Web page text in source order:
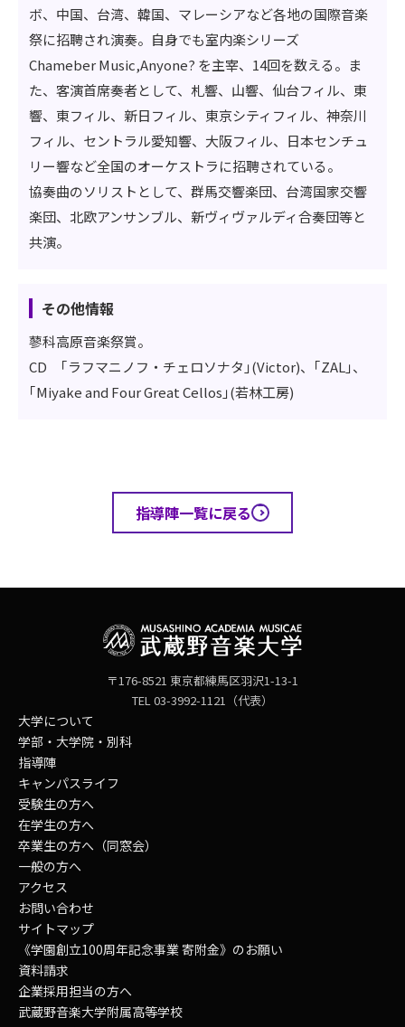
ボ、中国、台湾、韓国、マレーシアなど各地の国際音楽
祭に招聘され演奏。自身でも室内楽シリーズ
Chameber Music,Anyone? を主宰、14回を数える。ま
た、客演首席奏者として、札響、山響、仙台フィル、東
響、東フィル、新日フィル、東京シティフィル、神奈川
フィル、セントラル愛知響、大阪フィル、日本センチュ
リー響など全国のオーケストラに招聘されている。
協奏曲のソリストとして、群馬交響楽団、台湾国家交響
楽団、北欧アンサンブル、新ヴィヴァルディ合奏団等と
共演。
その他情報
蓼科高原音楽祭賞。
CD ｢ラフマニノフ・チェロソナタ｣(Victor)、｢ZAL｣、
｢Miyake and Four Great Cellos｣(若林工房)
指導陣一覧に戻る
〒176-8521 東京都練馬区羽沢1-13-1
TEL 03-3992-1121（代表）
大学について
学部・大学院・別科
指導陣
キャンパスライフ
受験生の方へ
在学生の方へ
卒業生の方へ（同窓会）
一般の方へ
アクセス
お問い合わせ
サイトマップ
《学園創立100周年記念事業 寄附金》のお願い
資料請求
企業採用担当の方へ
武蔵野音楽大学附属高等学校